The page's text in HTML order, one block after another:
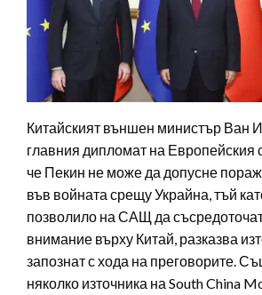
Китайският външен министър Ван
главния дипломат на Европейския
че Пекин не може да допусне
във войната срещу Украйна, тъй
позволило на САЩ да
внимание върху Китай, разказва
запознат с хода на преговорите.
няколко източника на South China